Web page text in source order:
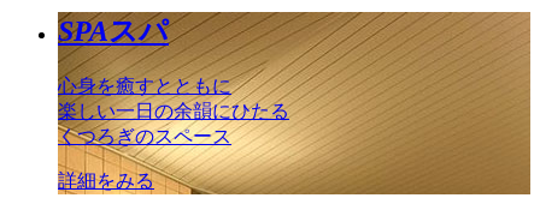
SPAスパ
心身を癒すとともに
楽しい一日の余韻にひたる
くつろぎのスペース
詳細をみる